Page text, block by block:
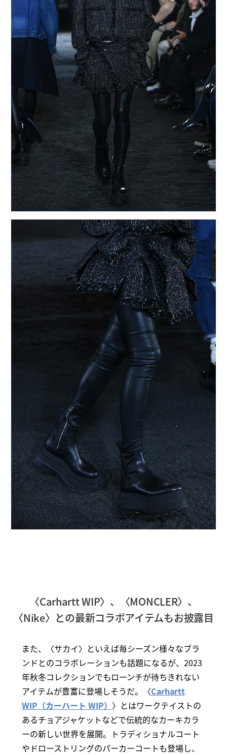
〈Carhartt WIP〉、〈MONCLER〉、
〈Nike〉との最新コラボアイテムもお披露目
また、〈サカイ〉といえば毎シーズン様々なブラ
ンドとのコラボレーションも話題になるが、2023
年秋冬コレクションでもローンチが待ちきれない
アイテムが豊富に登場しそうだ。〈Carhartt
WIP（カーハート WIP） 〉とはワークテイストの
あるチョアジャケットなどで伝統的なカーキカラ
ーの新しい世界を展開。トラディショナルコート
やドローストリングのパーカーコートも登場し、